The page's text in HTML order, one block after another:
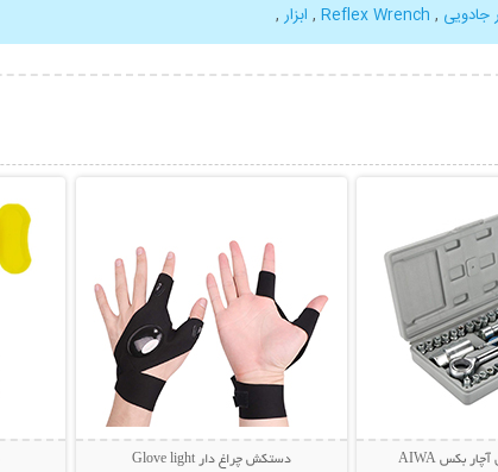
جادویی ,
Reflex Wrench
, ابزار ,
دستکش چراغ دار Glove light